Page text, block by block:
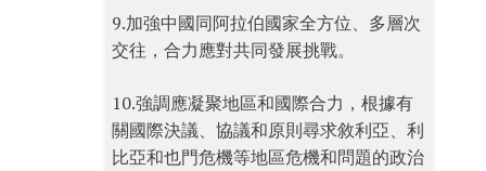
9.加強中國同阿拉伯國家全方位、多層次
交往，合力應對共同發展挑戰。
10.強調應凝聚地區和國際合力，根據有
關國際決議、協議和原則尋求敘利亞、利
比亞和也門危機等地區危機和問題的政治